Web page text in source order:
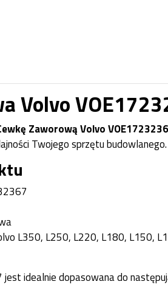
Volvo
Zaworową Volvo
Twojego sprzętu budowlanego.
L350, L250, L220, L180, L150,
idealnie dopasowana do